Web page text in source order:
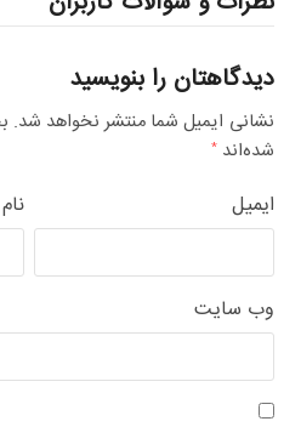
دیدگاهتان را بنویسید
نشانی ایمیل شما منتشر نخواهد شد.
شده‌اند*
نام ایمیل
وب‌ سایت